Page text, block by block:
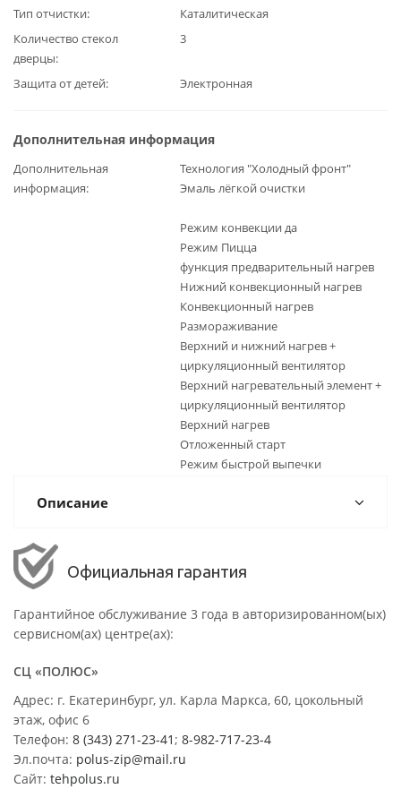
Тип отчистки
Каталитическая
Количество стекол
дверцы
3
Защита от детей Электронная
Дополнительная информация
Дополнительная
информация
Технология "Холодный фронт"
Эмаль лёгкой очистки
Режим конвекции да
Режим Пицца
функция предварительный нагрев
Нижний конвекционный нагрев
Конвекционный нагрев
Размораживание
Верхний и нижний нагрев +
циркуляционный вентилятор
Верхний нагревательный элемент +
циркуляционный вентилятор
Верхний нагрев
Отложенный старт
Режим быстрой выпечки
Описание
Официальная гарантия
Гарантийное обслуживание 3 года в авторизированном(ых)
сервисном(ах) центре(ах):
СЦ «ПОЛЮС»
Адрес: г. Екатеринбург, ул. Карла Маркса, 60, цокольный
этаж, офис 6
Телефон: 8 (343) 271-23-41 ; 8-982-717-23-4
Эл.почта: polus-zip@mail.ru
Сайт: tehpolus.ru